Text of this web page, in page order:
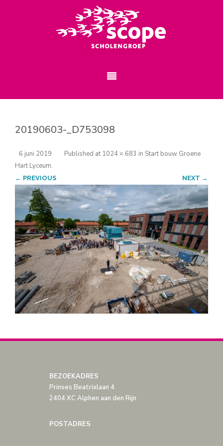
20190603-_D753098
Published
6 juni 2019 at 1024 × 683 in Start bouw Groene
Hart Lyceum.
← PREVIOUS NEXT →
BEZOEKADRES
Prinses Beatrixlaan 4
2404 XC Alphen aan den Rijn
POSTADRES